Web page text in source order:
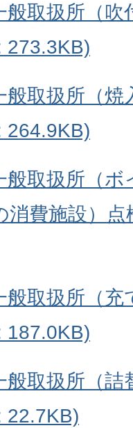
般取扱所（
273.3KB)
般取扱所（
264.9KB)
般取扱所（
消費施設）
般取扱所（
187.0KB)
般取扱所（
22.7KB)